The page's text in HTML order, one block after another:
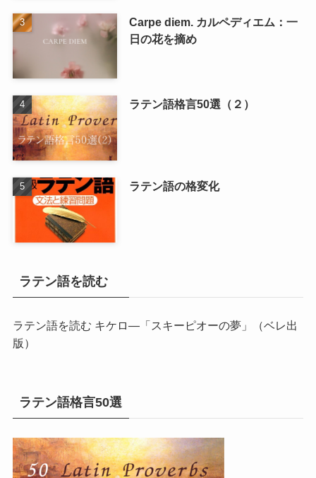
Carpe diem. カルペディエム：一
日の花を摘め
ラテン語格言50選（２）
ラテン語の格変化
ラテン語を読む
ラテン語を読む キケロ―「スキーピオーの夢」
（ベレ出
版）
ラテン語格言50選